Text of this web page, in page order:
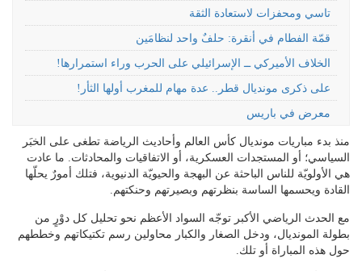
تاسي ومحفزات لاستعادة الثقة
قمّة الفطام في أنقرة: حلفٌ واحد لنظامَين
الخلاف الأميركي ــ الإسرائيلي على الحرب وراء استمرارها!
على ذكرى مونديال قطر.. عدة مهام للمغرب أولها الثأر!
معرض في باريس
منذ بدء مباريات مونديال كأس العالم وأحاديث الرياضة تطغى على الخبَر
السياسي؛ أو المستجدات العسكرية، أو الاتفاقيات والمحادثات. ما عادت
هي الأولويّة للناس الباحثة عن البهجة والحيويّة الدنيوية، فتلك أمورٌ يحلّها
القادة ويحسمها الساسة بنظرتهم وبصيرتهم وحنكتهم.
مع الحدث الرياضي الأكبر توجّه السواد الأعظم نحو تحليل كل دوْرٍ من
بطولة المونديال، ودخل الصغار والكبار محاولين رسم تكتيكاتهم وخططهم
حول هذه المباراة أو تلك.